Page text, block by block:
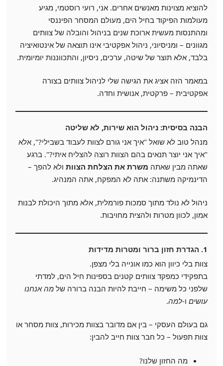
להוציא מצוינות מאנשים אחרים. אני, רועי רוסטמי, מגיע
מעולמות הפיקוד בחיל הים, מעולם המסחר הפיננסי
ומהתנסות מעשית ארוכת שנים בניהול והובלה של צוותים
מגוונים – ומניסיוני, ניהול אפקטיבי אינו תוצאה של אינטואיציה
בלבד, אלא תוצר של שיטה, ערכים, ניסיון, והתכווננות יומיומית.
במאמר הזה אציג את הגישה שלי לניהול צוותים בצורה
אפקטיבית – פרקטית, אנושית וחדה.
הבנה בסיסית: ניהול הוא שירות, לא שליטה
מנהל טוב לא שואל "איך אני גורם לצוות לעבוד בשבילי?", אלא
"איך אני יוצר תנאים בהם הצוות רוצה להצליח איתי?". ברגע
שאתה מבין שאתה משרת את הצלחת הצוות ולא להפך –
הדינמיקה משתנה: אתה לא המפקח, אתה המנהיג.
ניהול לא נולד מתוך סמכות פורמלית, אלא מתוך היכולת לבנות
אמון, לכוון מטרות ולהצית מחויבות.
1. הגדרת חזון ברור ומטרות מדידות
צוות בלי כיוון הוא כמו אונייה בלי מצפן.
בתפקידי כמפקד צוותים קטנים בספינות חיל הים, למדתי
שלפני כל משימה – חייבת להיות הבנה ברורה של מה אנחנו
עושים ו-למה.
גם בעולם העסקי – בין אם מדובר בצוות מכירות, צוות מסחר או
צוות תפעול – כל חבר צוות חייב להבין:
מה החזון שלנו?